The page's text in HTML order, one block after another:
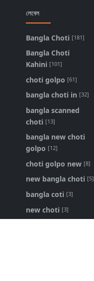
লেবেল
Bangla Choti [181]
Bangla Choti
Kahini [101]
choti golpo [61]
bangla choti in [32]
bangla scanned
choti [13]
bangla new choti
golpo [12]
choti golpo new [8]
new bangla choti [5]
bangla coti [3]
new choti [3]